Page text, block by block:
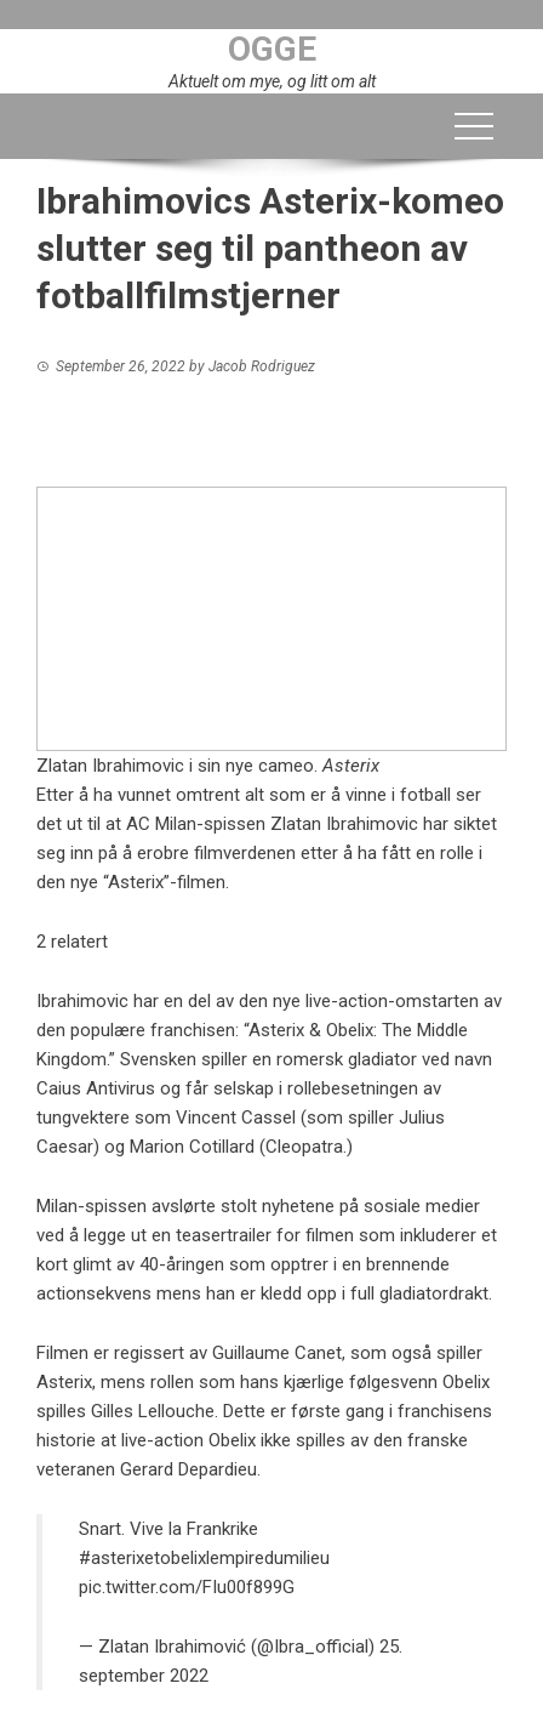
OGGE
Aktuelt om mye, og litt om alt
Ibrahimovics Asterix-komeo
slutter seg til pantheon av
fotballfilmstjerner
September 26, 2022 by Jacob Rodriguez
Zlatan Ibrahimovic i sin nye cameo.Asterix
Etter å ha vunnet omtrent alt som er å vinne i fotball ser
det ut til at AC Milan-spissen Zlatan Ibrahimovic har siktet
seg inn på å erobre filmverdenen etter å ha fått en rolle i
den nye “Asterix”-filmen.
2 relatert
Ibrahimovic har en del av den nye live-action-omstarten av
den populære franchisen: “Asterix & Obelix: The Middle
Kingdom.” Svensken spiller en romersk gladiator ved navn
Caius Antivirus og får selskap i rollebesetningen av
tungvektere som Vincent Cassel (som spiller Julius
Caesar) og Marion Cotillard (Cleopatra.)
Milan-spissen avslørte stolt nyhetene på sosiale medier
ved å legge ut en teasertrailer for filmen som inkluderer et
kort glimt av 40-åringen som opptrer i en brennende
actionsekvens mens han er kledd opp i full gladiatordrakt.
Filmen er regissert av Guillaume Canet, som også spiller
Asterix, mens rollen som hans kjærlige følgesvenn Obelix
spilles Gilles Lellouche. Dette er første gang i franchisens
historie at live-action Obelix ikke spilles av den franske
veteranen Gerard Depardieu.
Snart. Vive la Frankrike
#asterixetobelixlempiredumilieu
pic.twitter.com/FIu00f899G
— Zlatan Ibrahimović (@Ibra_official) 25.
september 2022